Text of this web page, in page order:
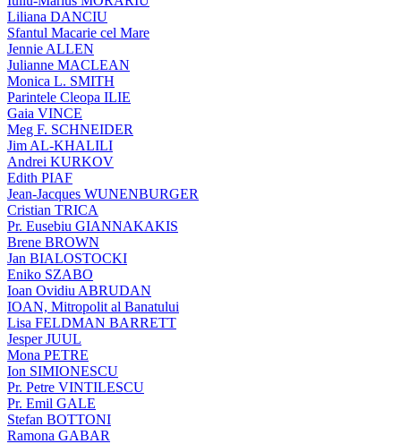
Liliana DANCIU
Sfantul Macarie cel Mare
Jennie ALLEN
Julianne MACLEAN
Monica L. SMITH
Parintele Cleopa ILIE
Gaia VINCE
Meg F. SCHNEIDER
Jim AL-KHALILI
Andrei KURKOV
Edith PIAF
Jean-Jacques WUNENBURGER
Cristian TRICA
Pr. Eusebiu GIANNAKAKIS
Brene BROWN
Jan BIALOSTOCKI
Eniko SZABO
Ioan Ovidiu ABRUDAN
IOAN, Mitropolit al Banatului
Lisa FELDMAN BARRETT
Jesper JUUL
Mona PETRE
Ion SIMIONESCU
Pr. Petre VINTILESCU
Pr. Emil GALE
Stefan BOTTONI
Ramona GABAR